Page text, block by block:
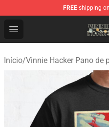
FREE shipping
Open menu
Vinnie Hacker Store -
Início/Vinnie Hacker Pano de